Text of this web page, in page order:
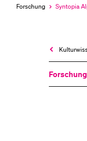
Forschung
Aktuell
Syntopia
Forschung